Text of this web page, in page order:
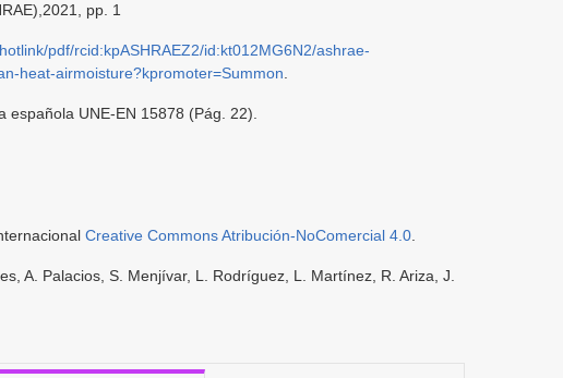
pp. 1
pdf/rcid:kpASHRAEZ2/id:kt012MG6N2/ashrae-
heat-airmoisture?kpromoter=Summon.
española UNE-EN 15878 (Pág. 22).
Creative Commons Atribución-NoComercial 4.0.
A. Palacios, S. Menjívar, L. Rodríguez, L. Martínez, R. Ariza, J.